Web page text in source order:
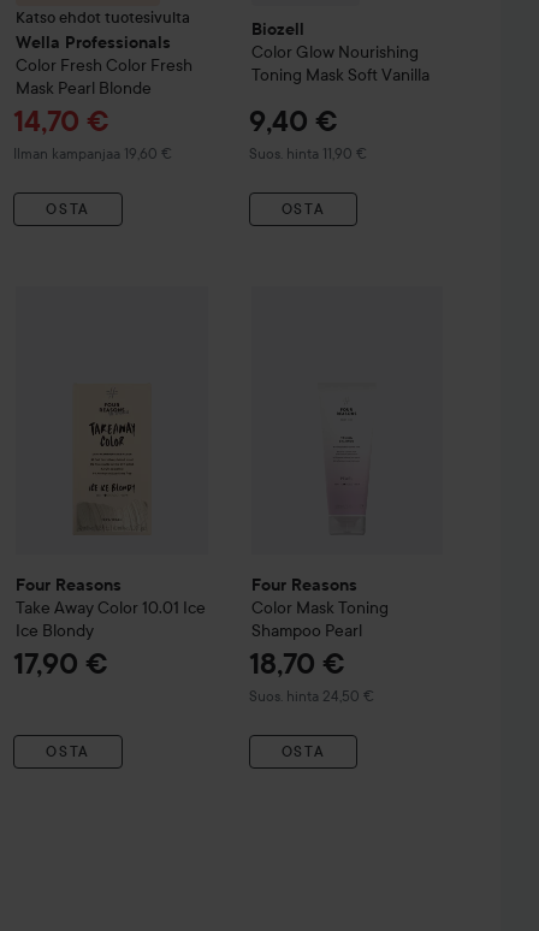
Katso ehdot tuotesivulta
Wella Professionals
Color Fresh Color Fresh
Mask Pearl Blonde
Tarjoushinta
14,70 €
Ilman kampanjaa 19,60 €
OSTA
Biozell
Color Glow Nourishing
Toning Mask Soft Vanilla
9,40 €
Suos. hinta 11,90 €
Suositeltu hinta 11,90 €
OSTA
Four Reasons
Take Away Color 10.01 Ice
Ice Blondy
17,90 €
OSTA
Four Reasons
Color Mask Toning
Shampoo Pearl
18,70 €
Suos. hinta 24,50 €
Suositeltu hinta 24,50 €
OSTA